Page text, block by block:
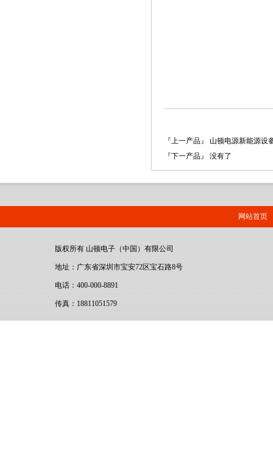
『上一产品』 山顿电源新能源设
『下一产品』 没有了
网站首页
版权所有 山顿电子（中国）有限公司
地址：广东省深圳市宝安72区宝石路8号
电话：400-000-8891
传真：18811051579